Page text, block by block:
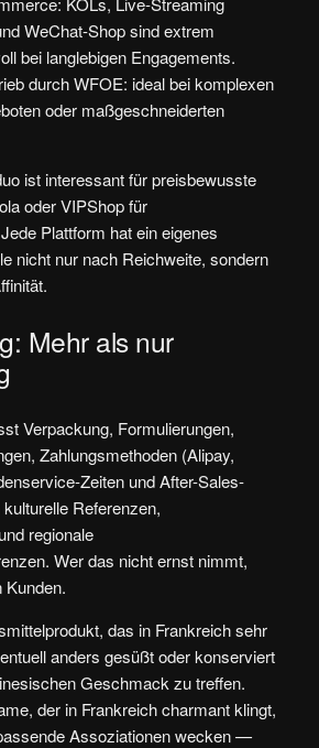
WeChat-Shop sind extrem
bei langlebigen Engagements.
durch WFOE: ideal bei komplexen
oder maßgeschneiderten
ist interessant für preisbewusste
oder VIPShop für
Plattform hat ein eigenes
nicht nur nach Reichweite, sondern
Mehr als nur
Verpackung, Formulierungen,
Zahlungsmethoden (Alipay,
Zeiten und After-Sales-
Referenzen,
regionale
Wer das nicht ernst nimmt,
Kunden.
das in Frankreich sehr
anders gesüßt oder konserviert
Geschmack zu treffen.
der in Frankreich charmant klingt,
Assoziationen wecken —